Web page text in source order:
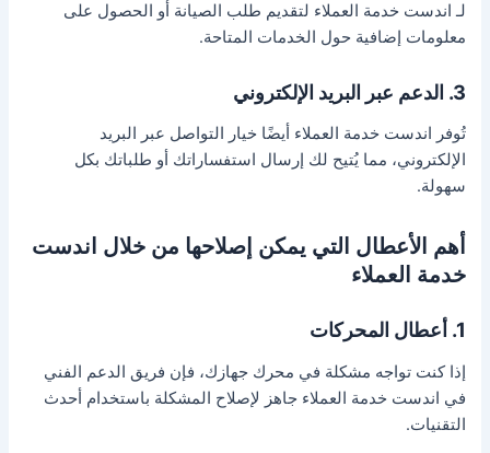
لـ اندست خدمة العملاء لتقديم طلب الصيانة أو الحصول على
معلومات إضافية حول الخدمات المتاحة.
3. الدعم عبر البريد الإلكتروني
تُوفر اندست خدمة العملاء أيضًا خيار التواصل عبر البريد
الإلكتروني، مما يُتيح لك إرسال استفساراتك أو طلباتك بكل
سهولة.
أهم الأعطال التي يمكن إصلاحها من خلال اندست
خدمة العملاء
1. أعطال المحركات
إذا كنت تواجه مشكلة في محرك جهازك، فإن فريق الدعم الفني
في اندست خدمة العملاء جاهز لإصلاح المشكلة باستخدام أحدث
التقنيات.